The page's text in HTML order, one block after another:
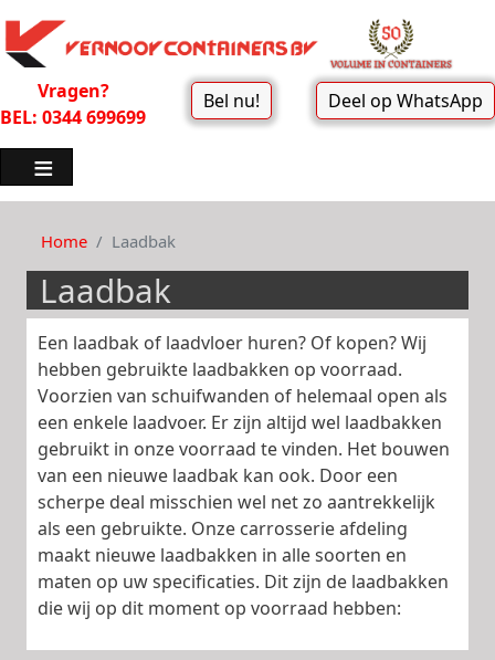
Vragen?
BEL: 0344 699699
Bel nu! Deel op WhatsApp
Home Laadbak
Laadbak
Een laadbak of laadvloer huren? Of kopen? Wij
hebben gebruikte laadbakken op voorraad.
Voorzien van schuifwanden of helemaal open als
een enkele laadvoer. Er zijn altijd wel laadbakken
gebruikt in onze voorraad te vinden. Het bouwen
van een nieuwe laadbak kan ook. Door een
scherpe deal misschien wel net zo aantrekkelijk
als een gebruikte. Onze carrosserie afdeling
maakt nieuwe laadbakken in alle soorten en
maten op uw specificaties. Dit zijn de laadbakken
die wij op dit moment op voorraad hebben: